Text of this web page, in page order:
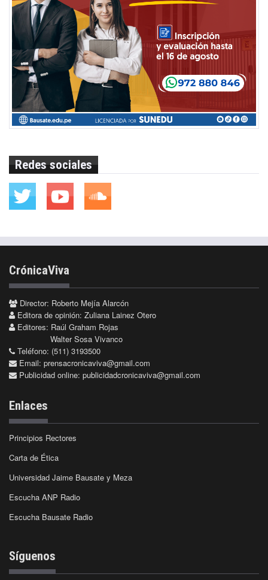
Redes sociales
CrónicaViva
Director: Roberto Mejía Alarcón
Editora de opinión: Zuliana Lainez Otero
Editores: Raúl Graham Rojas
Walter Sosa Vivanco
Teléfono: (511) 3193500
Email: prensacronicaviva@gmail.com
Publicidad online: publicidadcronicaviva@gmail.com
Enlaces
Principios Rectores
Carta de Ética
Universidad Jaime Bausate y Meza
Escucha ANP Radio
Escucha Bausate Radio
Síguenos